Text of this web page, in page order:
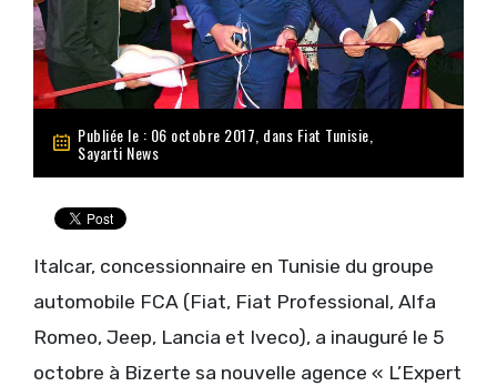
Publiée le : 06 octobre 2017, dans Fiat Tunisie
Sayarti News
Italcar, concessionnaire en Tunisie du groupe
automobile FCA (Fiat, Fiat Professional, Alfa
Romeo, Jeep, Lancia et Iveco), a inauguré le 5
octobre à Bizerte sa nouvelle agence « L’Expert